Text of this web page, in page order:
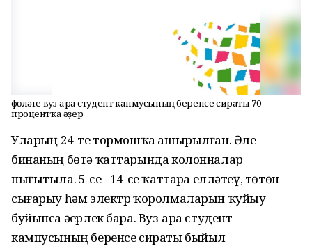
Өфөләге вуз-ара студент капмусының беренсе сираты 70
процентҡа әҙер
Уларҙың 24-те тормошҡа ашырылған. Әле
бинаның бөтә ҡаттарында колонналар
нығытыла. 5-се - 14-се ҡаттарҙа елләтеү, төтөн
сығарыу һәм электр ҡоролмаларын ҡуйыу
буйынса әҙерлек бара. Вуз-ара студент
кампусының беренсе сираты быйыл